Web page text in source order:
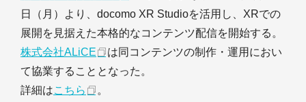
日（月）より、docomo XR Studioを活用し、XRでの
展開を見据えた本格的なコンテンツ配信を開始する。
株式会社ALiCE
は同コンテンツの制作・運用におい
て協業することとなった。
詳細はこちら 。